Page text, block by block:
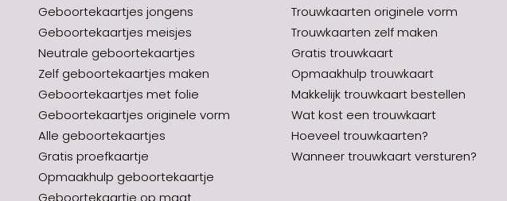
Geboortekaartjes jongens
Geboortekaartjes meisjes
Neutrale geboortekaartjes
Zelf geboortekaartjes maken
Geboortekaartjes met folie
Geboortekaartjes originele vorm
Alle geboortekaartjes
Gratis proefkaartje
Opmaakhulp geboortekaartje
Geboortekaartje op maat
Trouwkaarten originele vorm
Trouwkaarten zelf maken
Gratis trouwkaart
Opmaakhulp trouwkaart
Makkelijk trouwkaart bestellen
Wat kost een trouwkaart
Hoeveel trouwkaarten?
Wanneer trouwkaart versturen?